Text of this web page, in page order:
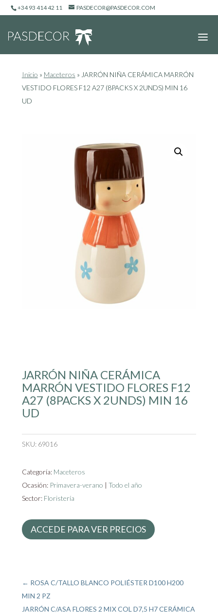
+34 93 414 42 11 PASDECOR@PASDECOR.COM
Inicio » Maceteros » JARRÓN NIÑA CERÁMICA MARRÓN
VESTIDO FLORES F12 A27 (8PACKS X 2UNDS) MIN 16
UD
JARRÓN NIÑA CERÁMICA
MARRÓN VESTIDO FLORES F12
A27 (8PACKS X 2UNDS) MIN 16
UD
SKU: 69016
Categoría: Maceteros
Ocasión: Primavera-verano | Todo el año
Sector: Floristería
ACCEDE PARA VER PRECIOS
← ROSA C/TALLO BLANCO POLIÉSTER D100 H200
MIN 2 PZ
JARRÓN C/ASA FLORES 2 MIX COL D7,5 H7 CERÁMICA